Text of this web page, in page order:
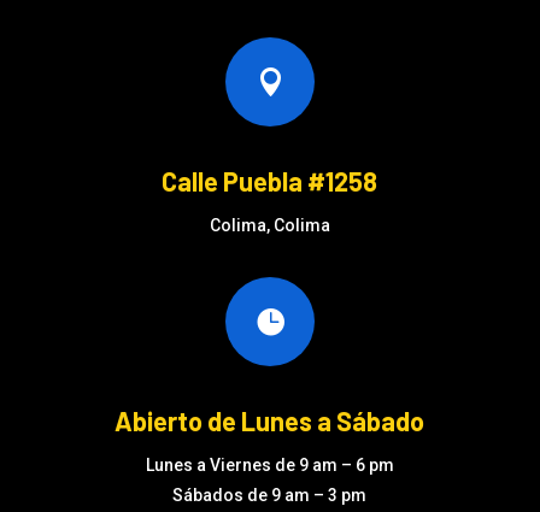

Calle Puebla #1258
Colima, Colima

Abierto de Lunes a Sábado
Lunes a Viernes de 9 am – 6 pm
Sábados de 9 am – 3 pm